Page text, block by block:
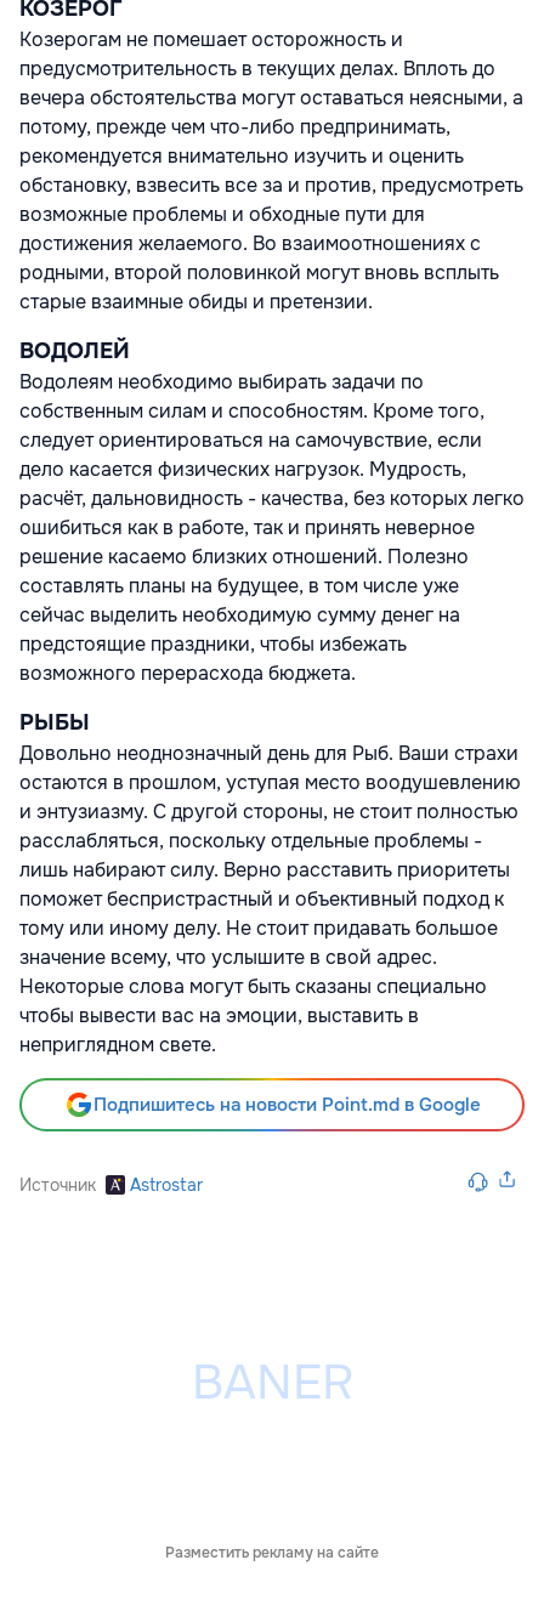
КОЗЕРОГ
Козерогам не помешает осторожность и
предусмотрительность в текущих делах. Вплоть до
вечера обстоятельства могут оставаться неясными, а
потому, прежде чем что-либо предпринимать,
рекомендуется внимательно изучить и оценить
обстановку, взвесить все за и против, предусмотреть
возможные проблемы и обходные пути для
достижения желаемого. Во взаимоотношениях с
родными, второй половинкой могут вновь всплыть
старые взаимные обиды и претензии.
ВОДОЛЕЙ
Водолеям необходимо выбирать задачи по
собственным силам и способностям. Кроме того,
следует ориентироваться на самочувствие, если
дело касается физических нагрузок. Мудрость,
расчёт, дальновидность - качества, без которых легко
ошибиться как в работе, так и принять неверное
решение касаемо близких отношений. Полезно
составлять планы на будущее, в том числе уже
сейчас выделить необходимую сумму денег на
предстоящие праздники, чтобы избежать
возможного перерасхода бюджета.
РЫБЫ
Довольно неоднозначный день для Рыб. Ваши страхи
остаются в прошлом, уступая место воодушевлению
и энтузиазму. С другой стороны, не стоит полностью
расслабляться, поскольку отдельные проблемы -
лишь набирают силу. Верно расставить приоритеты
поможет беспристрастный и объективный подход к
тому или иному делу. Не стоит придавать большое
значение всему, что услышите в свой адрес.
Некоторые слова могут быть сказаны специально
чтобы вывести вас на эмоции, выставить в
неприглядном свете.
Подпишитесь на новости Point.md в Google
Источник Astrostar
Разместить рекламу на сайте